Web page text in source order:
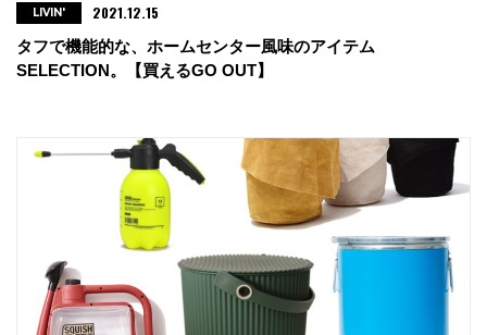
タフで機能的な、ホームセンター風味のアイテム
SELECTION。【買えるGO OUT】
LIVIN' 2021.12.15